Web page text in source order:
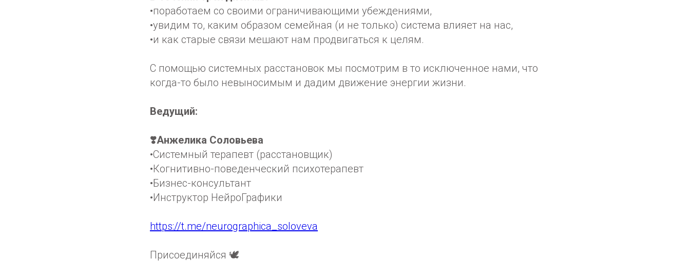
•поработаем со своими ограничивающими убеждениями,
•увидим то, каким образом семейная (и не только) система влияет на нас,
•и как старые связи мешают нам продвигаться к целям.
С помощью системных расстановок мы посмотрим в то исключенное нами, что
когда-то было невыносимым и дадим движение энергии жизни.
Ведущий:
❣️Анжелика Соловьева
•Системный терапевт (расстановщик)
•Когнитивно-поведенческий психотерапевт
•Бизнес-консультант
•Инструктор НейроГрафики
https://t.me/neurographica_soloveva
Присоединяйся 🕊️